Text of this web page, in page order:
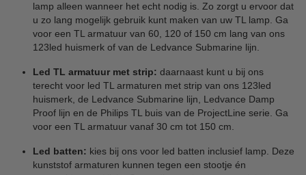
lamp alleen wanneer het echt nodig is. Zo zorgt u ervoor dat
u zo lang mogelijk gebruik kunt maken van uw TL lamp. Ga
voor een TL armatuur van 60, 120 of 150 cm lang van ons
123led huismerk of van de Ledvance Submarine lijn.
Led TL armatuur met strip: daarnaast kunt u bij ons
terecht voor led TL armaturen met strip van ons 123led
huismerk, de Ledvance Submarine lijn, Ledvance Damp
Proof lijn en de Philips TL buis van de ProjectLine serie. Ga
voor een TL armatuur vanaf 30 cm tot 150 cm.
Led batten: kies bij ons voor led batten inclusief lamp. Deze
kunststof armaturen kunnen tegen een stootje én